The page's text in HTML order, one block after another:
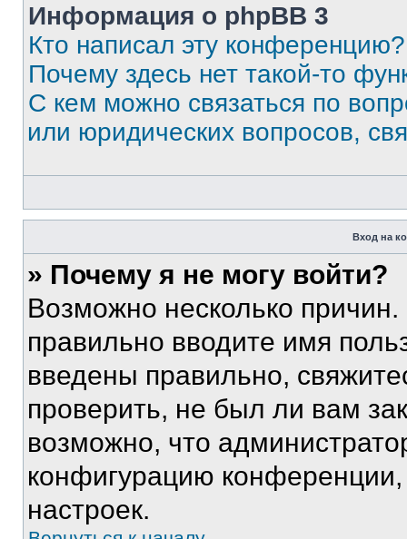
Информация о phpBB 3
Кто написал эту конференцию?
Почему здесь нет такой-то
С кем можно связаться по
или юридических вопросов,
Вход на
» Почему я не могу войти?
Возможно несколько
правильно вводите имя
введены правильно,
проверить, не был ли вам
возможно, что
конфигурацию
настроек.